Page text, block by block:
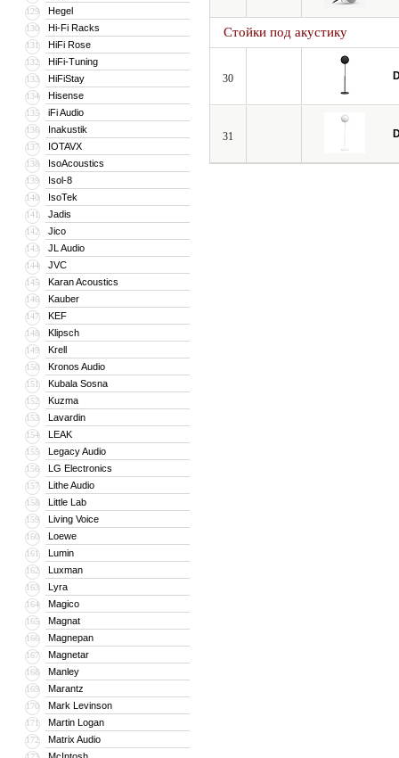
129 Hegel
130 Hi-Fi Racks
131 HiFi Rose
132 HiFi-Tuning
133 HiFiStay
134 Hisense
135 iFi Audio
136 Inakustik
137 IOTAVX
138 IsoAcoustics
139 Isol-8
140 IsoTek
141 Jadis
142 Jico
143 JL Audio
144 JVC
145 Karan Acoustics
146 Kauber
147 KEF
148 Klipsch
149 Krell
150 Kronos Audio
151 Kubala Sosna
152 Kuzma
153 Lavardin
154 LEAK
155 Legacy Audio
156 LG Electronics
157 Lithe Audio
158 Little Lab
159 Living Voice
160 Loewe
161 Lumin
162 Luxman
163 Lyra
164 Magico
165 Magnat
166 Magnepan
167 Magnetar
168 Manley
169 Marantz
170 Mark Levinson
171 Martin Logan
172 Matrix Audio
Стойки под акустику
30
31